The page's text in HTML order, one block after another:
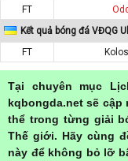
FT
Kết quả bóng đá VĐQG
FT
Tại chuyên mục
kqbongda.net sẽ cập
thể trong từng giải
Thế giới. Hãy cùng
này để không bỏ lỡ